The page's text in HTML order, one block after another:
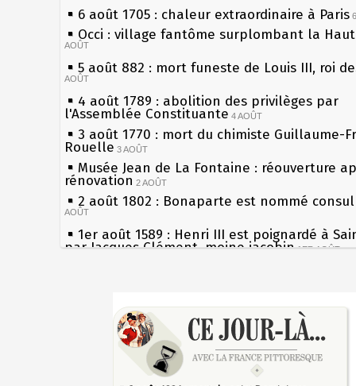
6 août 1705 : chaleur extraordinaire à Paris
Occi : village fantôme surplombant la
AOÛT
5 août 882 : mort funeste de Louis III, roi
AOÛT
4 août 1789 : abolition des privilèges par
l'Assemblée Constituante 4 AOÛT
3 août 1770 : mort du chimiste Guillaume-
Rouelle 3 AOÛT
Musée Jean de La Fontaine : réouverture
rénovation 2 AOÛT
2 août 1802 : Bonaparte est nommé
AOÛT
1er août 1589 : Henri III est poignardé à
par Jacques Clément, moine jacobin 1ER AOÛT
Chocolat Poulain 30 JUILLET
29 juillet 1881 : loi sur la liberté de la
28 juillet 1794 : supplice de Robespierre
partie de ses complices 28 JUILLET
les siècles
27 mai 1610 : supplice de François
du roi Henri IV
Pierre qui roule n'amasse pas mousse
Qui aime bien châtie bien